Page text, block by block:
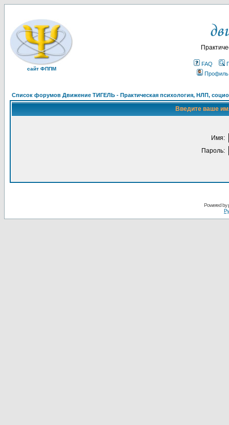
сайт ФППМ
FAQ
Профиль
Список форумов Движение ТИГЕЛЬ - Практическая психология, НЛП,
Введите ваше
Имя:
Пароль:
Powered by